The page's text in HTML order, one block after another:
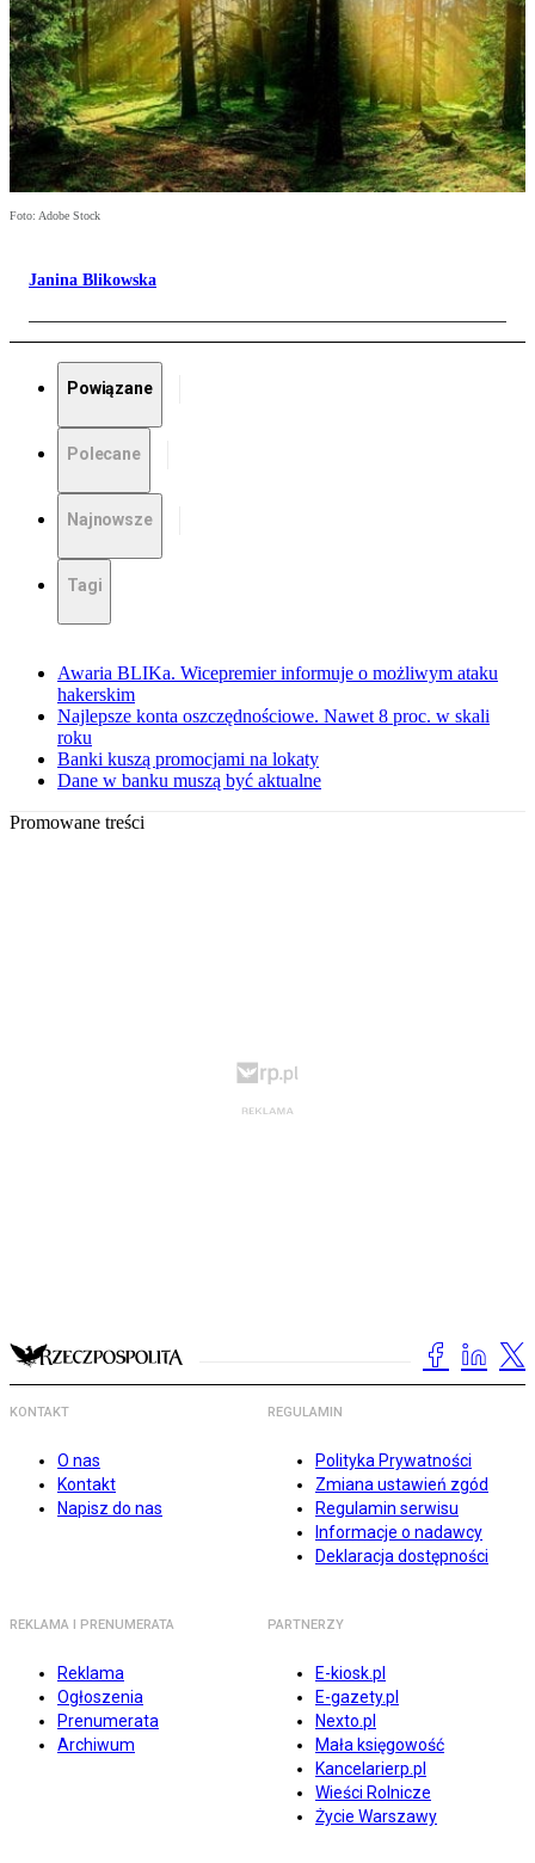
Foto: Adobe Stock
Janina Blikowska
Powiązane
Polecane
Najnowsze
Tagi
Awaria BLIKa. Wicepremier informuje o możliwym ataku
hakerskim
Najlepsze konta oszczędnościowe. Nawet 8 proc. w skali
roku
Banki kuszą promocjami na lokaty
Dane w banku muszą być aktualne
Promowane treści
KONTAKT
O nas
Kontakt
Napisz do nas
REGULAMIN
Polityka Prywatności
Zmiana ustawień zgód
Regulamin serwisu
Informacje o nadawcy
Deklaracja dostępności
REKLAMA I PRENUMERATA
Reklama
Ogłoszenia
Prenumerata
Archiwum
PARTNERZY
E-kiosk.pl
E-gazety.pl
Nexto.pl
Mała księgowość
Kancelarierp.pl
Wieści Rolnicze
Życie Warszawy